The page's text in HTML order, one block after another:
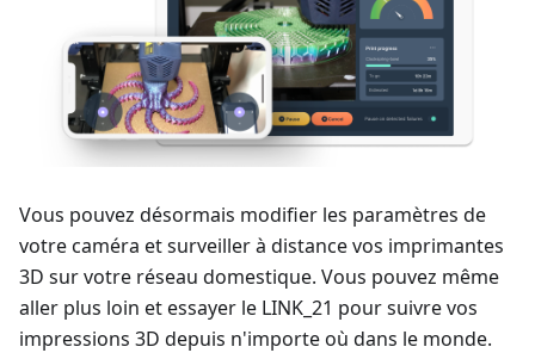
Vous pouvez désormais modifier les paramètres de
votre caméra et surveiller à distance vos imprimantes
3D sur votre réseau domestique. Vous pouvez même
aller plus loin et essayer le LINK_21 pour suivre vos
impressions 3D depuis n'importe où dans le monde.